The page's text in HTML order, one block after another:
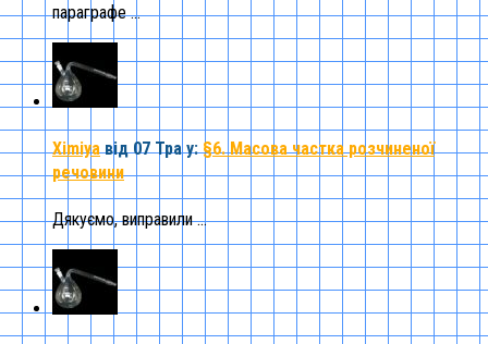
параграфе ...
Ximiya від 07 Трау:§6. Масова частка розчиненої
речовини
Дякуємо, виправили ...